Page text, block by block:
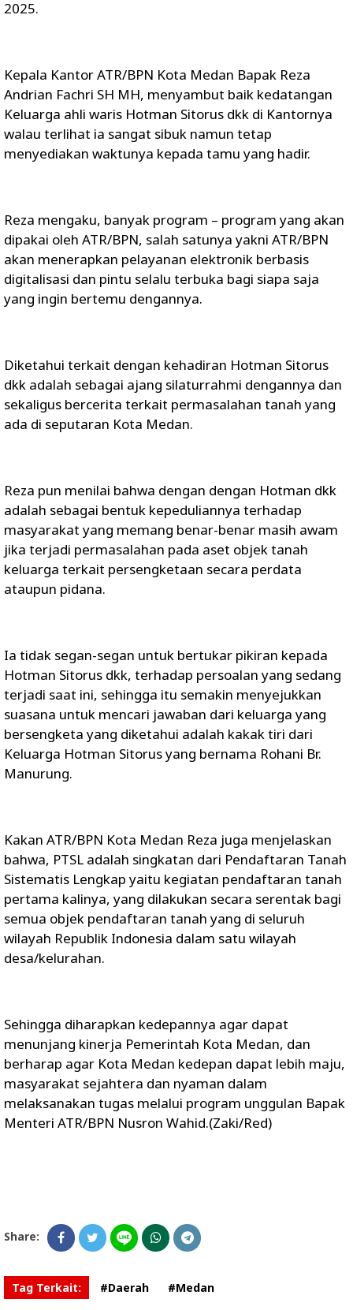
2025.
Kepala Kantor ATR/BPN Kota Medan Bapak Reza
Andrian Fachri SH MH, menyambut baik kedatangan
Keluarga ahli waris Hotman Sitorus dkk di Kantornya
walau terlihat ia sangat sibuk namun tetap
menyediakan waktunya kepada tamu yang hadir.
Reza mengaku, banyak program – program yang akan
dipakai oleh ATR/BPN, salah satunya yakni ATR/BPN
akan menerapkan pelayanan elektronik berbasis
digitalisasi dan pintu selalu terbuka bagi siapa saja
yang ingin bertemu dengannya.
Diketahui terkait dengan kehadiran Hotman Sitorus
dkk adalah sebagai ajang silaturrahmi dengannya dan
sekaligus bercerita terkait permasalahan tanah yang
ada di seputaran Kota Medan.
Reza pun menilai bahwa dengan dengan Hotman dkk
adalah sebagai bentuk kepeduliannya terhadap
masyarakat yang memang benar-benar masih awam
jika terjadi permasalahan pada aset objek tanah
keluarga terkait persengketaan secara perdata
ataupun pidana.
Ia tidak segan-segan untuk bertukar pikiran kepada
Hotman Sitorus dkk, terhadap persoalan yang sedang
terjadi saat ini, sehingga itu semakin menyejukkan
suasana untuk mencari jawaban dari keluarga yang
bersengketa yang diketahui adalah kakak tiri dari
Keluarga Hotman Sitorus yang bernama Rohani Br.
Manurung.
Kakan ATR/BPN Kota Medan Reza juga menjelaskan
bahwa, PTSL adalah singkatan dari Pendaftaran Tanah
Sistematis Lengkap yaitu kegiatan pendaftaran tanah
pertama kalinya, yang dilakukan secara serentak bagi
semua objek pendaftaran tanah yang di seluruh
wilayah Republik Indonesia dalam satu wilayah
desa/kelurahan.
Sehingga diharapkan kedepannya agar dapat
menunjang kinerja Pemerintah Kota Medan, dan
berharap agar Kota Medan kedepan dapat lebih maju,
masyarakat sejahtera dan nyaman dalam
melaksanakan tugas melalui program unggulan Bapak
Menteri ATR/BPN Nusron Wahid.(Zaki/Red)
Share:
Tag Terkait: #Daerah #Medan